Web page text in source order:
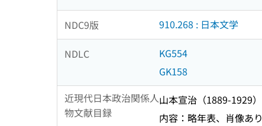
NDC9版 910.268 : 日本文学
NDLC
KG554
GK158
近現代日本政治関係人
物文献目録
山本宣治（1889-1929）
内容：略年表、肖像あり